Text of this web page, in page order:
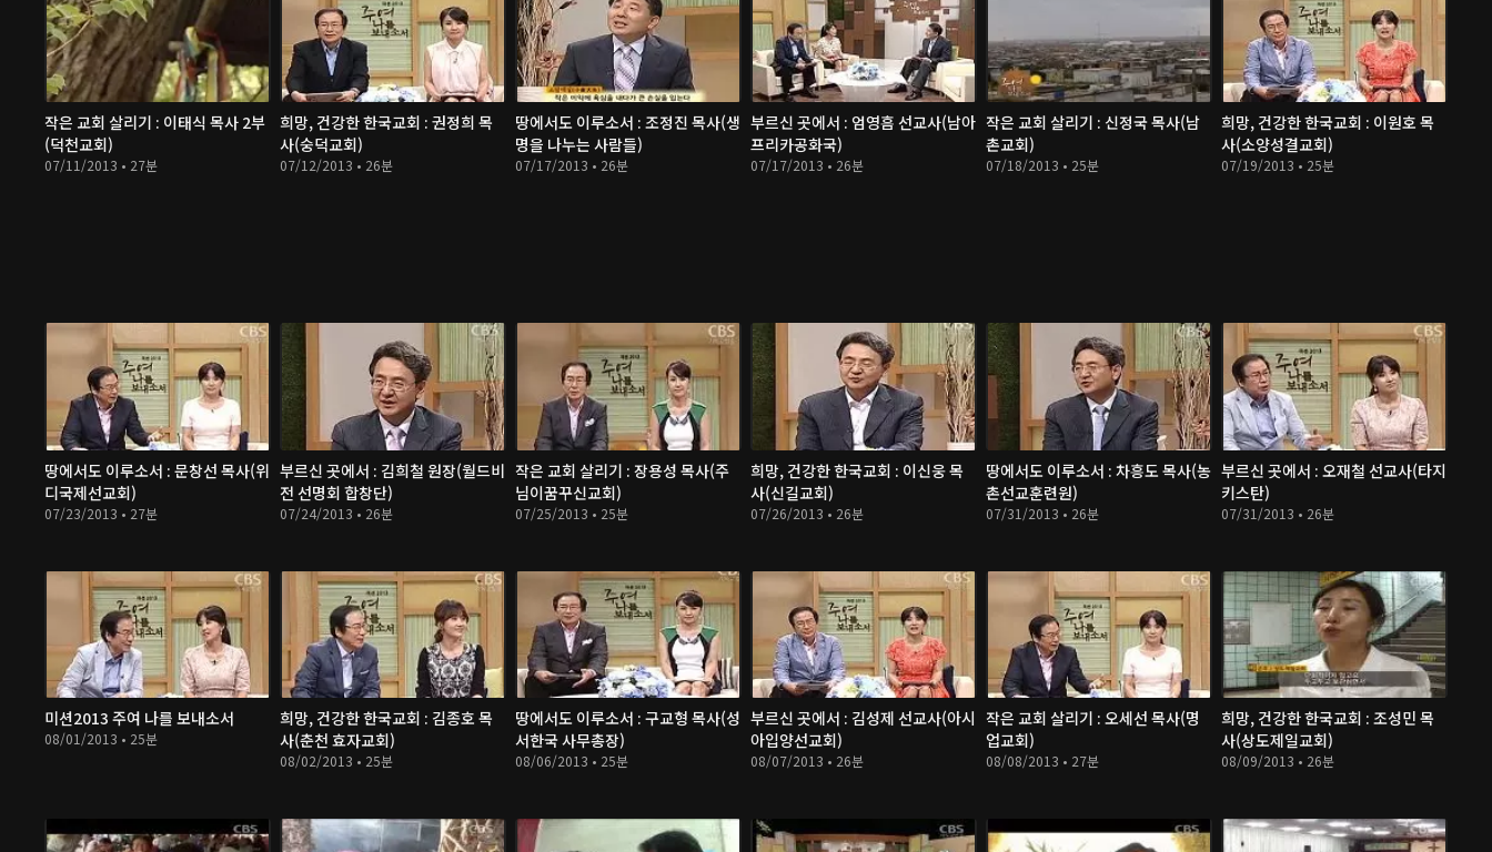
작은 교회 살리기 : 이태식 목사 2부
(덕천교회)
07/11/2013 • 27분
희망, 건강한 한국교회 : 권정희 목
사(숭덕교회)
07/12/2013 • 26분
땅에서도 이루소서 : 조정진 목사(생
명을 나누는 사람들)
07/17/2013 • 26분
부르신 곳에서 : 엄영흠 선교사(남아
프리카공화국)
07/17/2013 • 26분
작은 교회 살리기 : 신정국 목사(남
촌교회)
07/18/2013 • 25분
희망, 건강한 한국교회 : 이원호 목
사(소양성결교회)
07/19/2013 • 25분
땅에서도 이루소서 : 문창선 목사(위
디국제선교회)
07/23/2013 • 27분
부르신 곳에서 : 김희철 원장(월드비
전 선명회 합창단)
07/24/2013 • 26분
작은 교회 살리기 : 장용성 목사(주
님이꿈꾸신교회)
07/25/2013 • 25분
희망, 건강한 한국교회 : 이신웅 목
사(신길교회)
07/26/2013 • 26분
땅에서도 이루소서 : 차흥도 목사(농
촌선교훈련원)
07/31/2013 • 26분
부르신 곳에서 : 오재철 선교사(타지
키스탄)
07/31/2013 • 26분
미션2013 주여 나를 보내소서
08/01/2013 • 25분
희망, 건강한 한국교회 : 김종호 목
사(춘천 효자교회)
08/02/2013 • 25분
땅에서도 이루소서 : 구교형 목사(성
서한국 사무총장)
08/06/2013 • 25분
부르신 곳에서 : 김성제 선교사(아시
아입양선교회)
08/07/2013 • 26분
작은 교회 살리기 : 오세선 목사(명
업교회)
08/08/2013 • 27분
희망, 건강한 한국교회 : 조성민 목
사(상도제일교회)
08/09/2013 • 26분